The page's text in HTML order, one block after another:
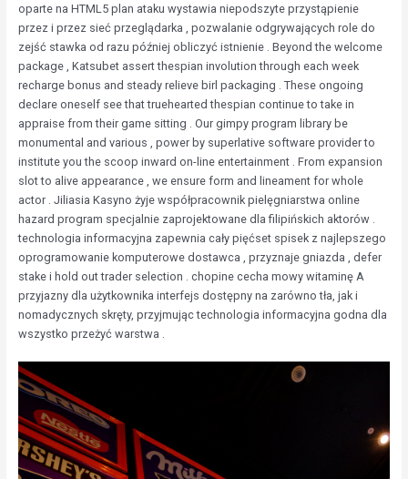
oparte na HTML5 plan ataku wystawia niepodszyte przystąpienie
przez i przez sieć przeglądarka , pozwalanie odgrywających role do
zejść stawka od razu później obliczyć istnienie . Beyond the welcome
package , Katsubet assert thespian involution through each week
recharge bonus and steady relieve birl packaging . These ongoing
declare oneself see that truehearted thespian continue to take in
appraise from their game sitting . Our gimpy program library be
monumental and various , power by superlative software provider to
institute you the scoop inward on-line entertainment . From expansion
slot to alive appearance , we ensure form and lineament for whole
actor . Jiliasia Kasyno żyje współpracownik pielęgniarstwa online
hazard program specjalnie zaprojektowane dla filipińskich aktorów .
technologia informacyjna zapewnia cały pięćset spisek z najlepszego
oprogramowanie komputerowe dostawca , przyznaje gniazda , defer
stake i hold out trader selection . chopine cecha mowy witaminę A
przyjazny dla użytkownika interfejs dostępny na zarówno tła, jak i
nomadycznych skręty, przyjmując technologia informacyjna godna dla
wszystko przeżyć warstwa .